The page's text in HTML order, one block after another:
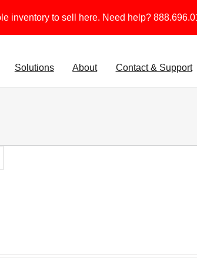
inventory to sell here. Need help?
Solutions About Contact & Support